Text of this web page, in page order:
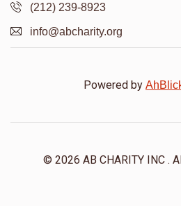
(212) 239-8923
info@abcharity.org
Powered by
© 2026 AB CHARITY INC .